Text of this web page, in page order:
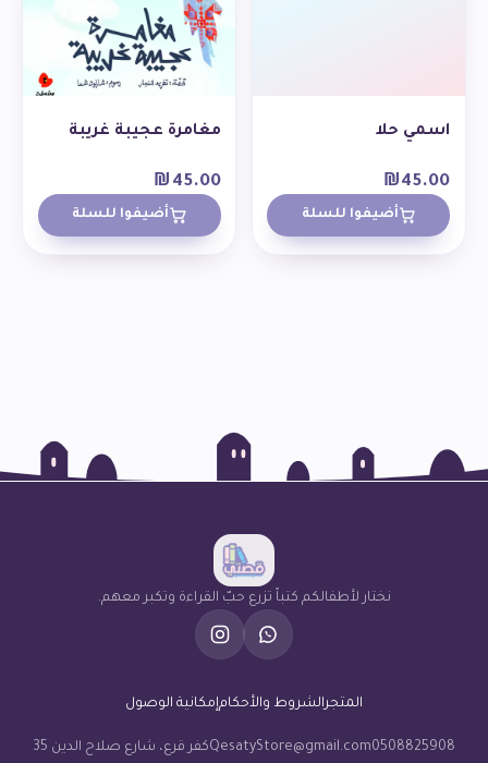
اسمي حلا
₪45.00
أضيفوا للسلة
مغامرة عجيبة غريبة
₪ 45.00
أضيفوا للسلة
نختار لأطفالكم كتباً تزرع حبّ القراءة وتكبر معهم.
المتجرالشروط والأحكامإمكانية الوصول
0508825908
QesatyStore@gmail.comكفر قرع، شارع صلاح الدين 35